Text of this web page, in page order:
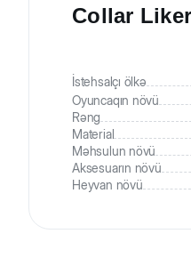
Collar
İstehsalçı ölkə
Oyuncaqın növü
Rəng
Material
Məhsulun növü
Aksesuarın növü
Heyvan növü